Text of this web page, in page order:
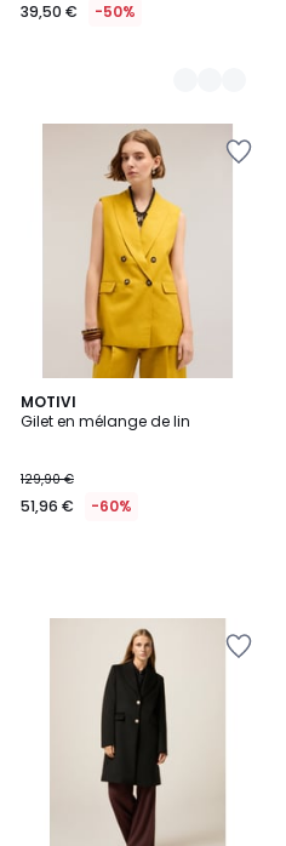
39,50 € -50%
MOTIVI
Gilet en mélange de lin
129,90 €
51,96 € -60%